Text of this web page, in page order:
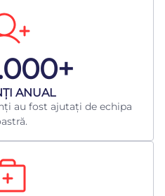
ANUAL
au fost ajutați de echipa